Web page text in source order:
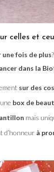
celles et
fois de plus
dans la
sur des
box de
mais
d’honneur à